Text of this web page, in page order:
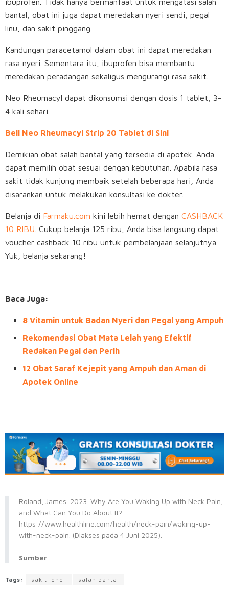
bantal, obat ini juga dapat meredakan nyeri sendi, pegal
linu, dan sakit pinggang.
Kandungan paracetamol dalam obat ini dapat meredakan
rasa nyeri. Sementara itu, ibuprofen bisa membantu
meredakan peradangan sekaligus mengurangi rasa sakit.
Neo Rheumacyl dapat dikonsumsi dengan dosis 1 tablet, 3-
4 kali sehari.
Beli Neo Rheumacyl Strip 20 Tablet di Sini
Demikian obat salah bantal yang tersedia di apotek. Anda
dapat memilih obat sesuai dengan kebutuhan. Apabila rasa
sakit tidak kunjung membaik setelah beberapa hari, Anda
disarankan untuk melakukan konsultasi ke dokter.
Belanja di Farmaku.com kini lebih hemat dengan CASHBACK
10 RIBU . Cukup belanja 125 ribu, Anda bisa langsung dapat
voucher cashback 10 ribu untuk pembelanjaan selanjutnya.
Yuk, belanja sekarang!
Baca Juga:
8 Vitamin untuk Badan Nyeri dan Pegal yang Ampuh
Rekomendasi Obat Mata Lelah yang Efektif
Redakan Pegal dan Perih
12 Obat Saraf Kejepit yang Ampuh dan Aman di
Apotek Online
Roland, James. 2023. Why Are You Waking Up with Neck Pain,
and What Can You Do About It?
https://www.healthline.com/health/neck-pain/waking-up-
with-neck-pain. (Diakses pada 4 Juni 2025).
Sumber
Tags: sakit leher salah bantal